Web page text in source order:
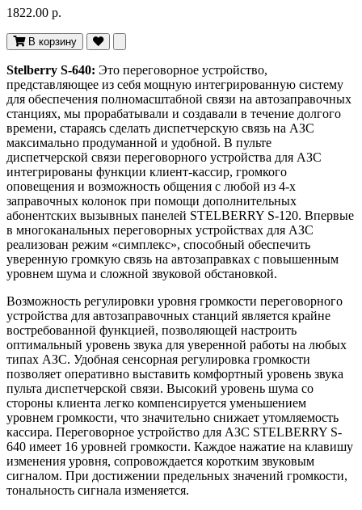
1822.00 р.
В корзину
Stelberry S-640: Это переговорное устройство,
представляющее из себя мощную интегрированную систему
для обеспечения полномасштабной связи на автозаправочных
станциях, мы прорабатывали и создавали в течение долгого
времени, стараясь сделать диспетчерскую связь на АЗС
максимально продуманной и удобной. В пульте
диспетчерской связи переговорного устройства для АЗС
интегрированы функции клиент-кассир, громкого
оповещения и возможность общения с любой из 4-х
заправочных колонок при помощи дополнительных
абонентских вызывных панелей STELBERRY S-120. Впервые
в многоканальных переговорных устройствах для АЗС
реализован режим «симплекс», способный обеспечить
уверенную громкую связь на автозаправках с повышенным
уровнем шума и сложной звуковой обстановкой.
Возможность регулировки уровня громкости переговорного
устройства для автозаправочных станций является крайне
востребованной функцией, позволяющей настроить
оптимальный уровень звука для уверенной работы на любых
типах АЗС. Удобная сенсорная регулировка громкости
позволяет оперативно выставить комфортный уровень звука
пульта диспетчерской связи. Высокий уровень шума со
стороны клиента легко компенсируется уменьшением
уровнем громкости, что значительно снижает утомляемость
кассира. Переговорное устройство для АЗС STELBERRY S-
640 имеет 16 уровней громкости. Каждое нажатие на клавишу
изменения уровня, сопровождается коротким звуковым
сигналом. При достижении предельных значений громкости,
тональность сигнала изменяется.